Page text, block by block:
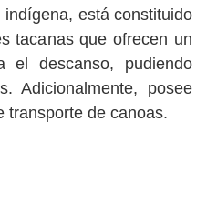
está constituido
tacanas que ofrecen un
el descanso, pudiendo
Adicionalmente, posee
transporte de canoas.